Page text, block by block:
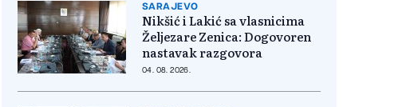
SARAJEVO
Nikšić i Lakić sa vlasnicima
Željezare Zenica: Dogovoren
nastavak razgovora
04. 08. 2026.